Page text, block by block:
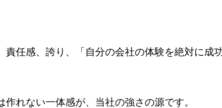
責任感、誇り、「自分の会社の体験を絶対に成
れない一体感が、当社の強さの源です。